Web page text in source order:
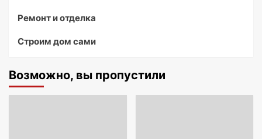
Ремонт и отделка
Строим дом сами
Возможно, вы пропустили